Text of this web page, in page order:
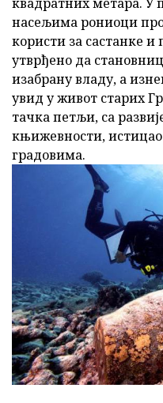
квадратних метара.
насељима рониоци
користи за састанке
утврђено да
изабрану владу, а
увид у живот старих
тачка петљи, са
књижевности,
градовима.